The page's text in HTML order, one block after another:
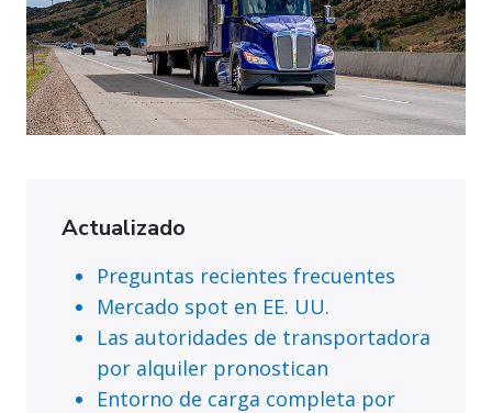
Actualizado
Preguntas recientes frecuentes
Mercado spot en EE. UU.
Las autoridades de transportadora
por alquiler pronostican
Entorno de carga completa por